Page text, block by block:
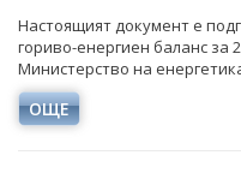
БОГАТСТВА
ДЕЙНОСТ
МЕТАЛНИ ПОЛЕЗНИ
НАЦИОНАЛЕН ПЛАН ЗА
ТЕРИТОРИАЛНИ
Настоящият документ е
гориво-енергиен баланс за
Министерство на
ОЩЕ